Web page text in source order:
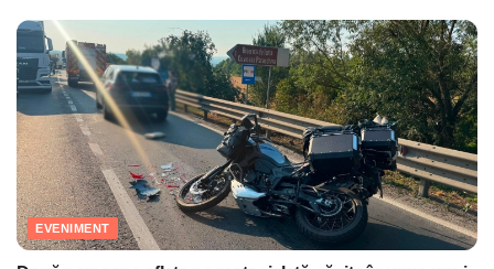
EVENIMENT